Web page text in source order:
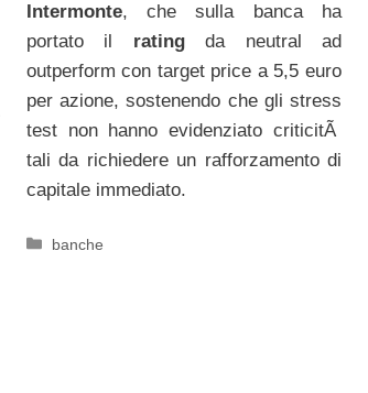
Intermonte, che sulla banca ha
portato il ratingda neutral ad
outperform con target price a 5,5 euro
per azione, sostenendo che gli stress
test non hanno evidenziato criticitÃ
tali da richiedere un rafforzamento di
capitale immediato.
Categorie
banche